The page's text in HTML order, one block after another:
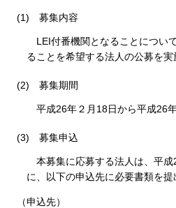
(1) 募集内容
LEI付番機関となることについ
ることを希望する法人の公募を
(2) 募集期間
平成26年２月18日から平成26
(3) 募集申込
本募集に応募する法人は、平
に、以下の申込先に必要書類を提
（申込先）